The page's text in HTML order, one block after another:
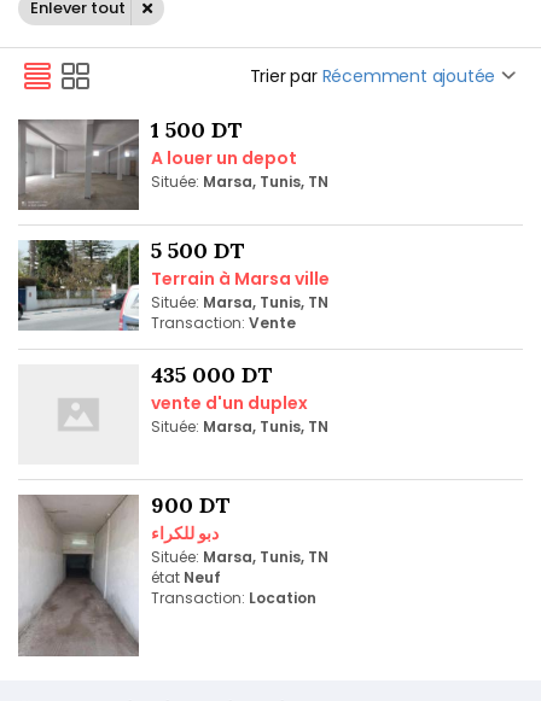
Enlever tout
Trier par Récemment ajoutée
1 500 DT
A louer un depot
Située: Marsa, Tunis, TN
5 500 DT
Terrain à Marsa ville
Située: Marsa, Tunis, TN
Transaction: Vente
435 000 DT
vente d'un duplex
Située: Marsa, Tunis, TN
900 DT
دبو للكراء
Située: Marsa, Tunis, TN
état Neuf
Transaction: Location